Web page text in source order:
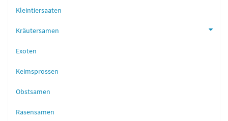
Kleintiersaaten
Kräutersamen
Exoten
Keimsprossen
Obstsamen
Rasensamen